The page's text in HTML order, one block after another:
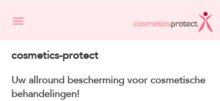
Toggle navigation
cosmetics-protect
Uw allround bescherming voor cosmetische
behandelingen!